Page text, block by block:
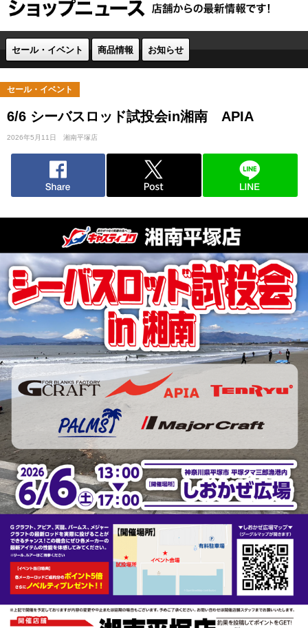
セール・イベント 商品情報 お知らせ
セール・イベント
6/6 シーバスロッド試投会in湘南 APIA
2026年5月11日 湘南平塚店